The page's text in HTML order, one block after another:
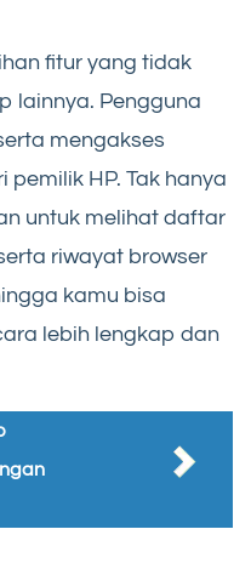
fitur yang tidak
lainnya. Pengguna
mengakses
HP. Tak hanya
untuk melihat daftar
riwayat browser
kamu bisa
lebih lengkap dan